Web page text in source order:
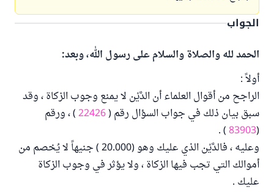
الجواب
الحمد لله والصلاة والسلام على رسول الله، وبعد:
أولاً :
الراجح من أقوال العلماء أن الدَّيْن لا يمنع وجوب الزكاة ، وقد
سبق بيان ذلك في جواب السؤال رقم (22426) ، ورقم
(
83903
) .
وعليه ، فالدَّيْن الذي عليك وهو (20.000 ) جنيهاً لا يُخصم من
أموالك التي تجب فيها الزكاة ، ولا يؤثر في وجوب الزكاة
عليك .